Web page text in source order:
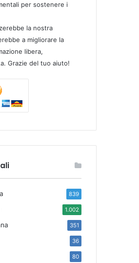
per sostenere i
la nostra
a migliorare la
libera,
Grazie del tuo aiuto!
839
1.002
351
36
80